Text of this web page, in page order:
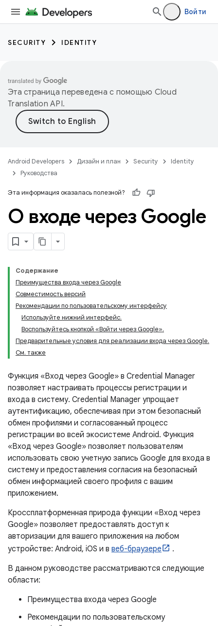
Войти
SECURITY IDENTITY
Эта страница переведена с помощью Cloud
Translation API.
Android Developers Дизайн и план Security
Identity
Руководства
Эта информация оказалась полезной?
О входе через Google
Содержание
Преимущества входа через Google
Совместимость версий
Рекомендации по пользовательскому интерфейсу
Используйте нижний интерфейс.
Воспользуйтесь кнопкой «Войти через Google».
Предварительные условия для реализации входа через Google.
См. также
Функция «Вход через Google» в Credential Manager
позволяет настраивать процессы регистрации и
входа в систему. Credential Manager упрощает
аутентификацию, обеспечивая при этом безопасный
обмен профилями и согласованный процесс
регистрации во всей экосистеме Android. Функция
«Вход через Google» позволяет пользователям
использовать свою учетную запись Google для входа в
систему и предоставления согласия на безопасный
обмен информацией своего профиля с вашим
приложением.
Кроссплатформенная природа функции «Вход через
Google» позволяет предоставлять доступ к
авторизации для вашего приложения на любом
устройстве: Android, iOS и в веб-браузере
.
В данном руководстве рассматриваются следующие
области:
Преимущества входа через Google
Рекомендации по пользовательскому